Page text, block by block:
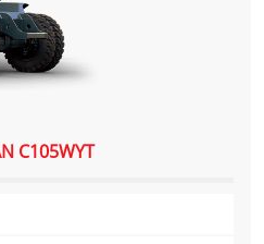
C105WYT